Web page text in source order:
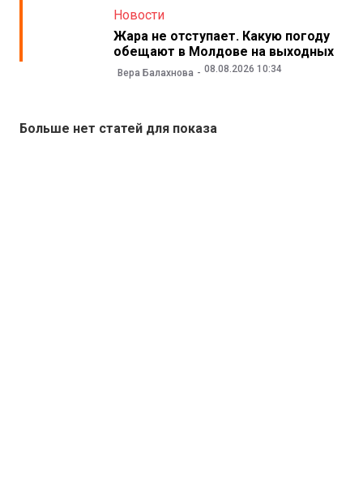
Новости
Жара не отступает. Какую погоду
обещают в Молдове на выходных
Вера Балахнова 08.08.2026 10:34
Больше нет статей для показа